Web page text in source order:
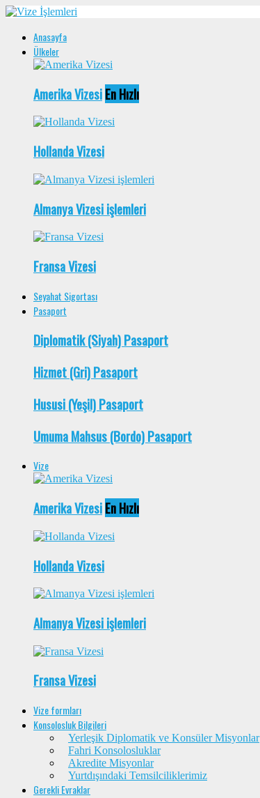
Anasayfa
Ülkeler
Amerika VizesiEn Hızlı
Hollanda Vizesi
Almanya Vizesi işlemleri
Fransa Vizesi
Seyahat Sigortası
Pasaport
Diplomatik (Siyah) Pasaport
Hizmet (Gri) Pasaport
Hususi (Yeşil) Pasaport
Umuma Mahsus (Bordo) Pasaport
Vize
Amerika VizesiEn Hızlı
Hollanda Vizesi
Almanya Vizesi işlemleri
Fransa Vizesi
Vize formları
Konsolosluk Bilgileri
Yerleşik Diplomatik ve Konsüler Misyonlar
Fahri Konsolosluklar
Akredite Misyonlar
Yurtdışındaki Temsilciliklerimiz
Gerekli Evraklar